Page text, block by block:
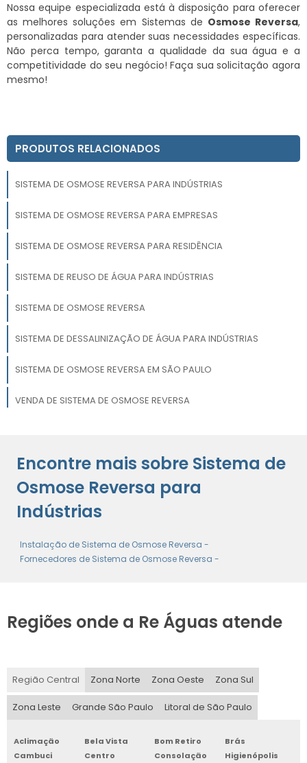
Nossa equipe especializada está à disposição para oferecer
as melhores soluções em Sistemas de Osmose Reversa,
personalizadas para atender suas necessidades específicas.
Não perca tempo, garanta a qualidade da sua água e a
competitividade do seu negócio! Faça sua solicitação agora
mesmo!
PRODUTOS RELACIONADOS
SISTEMA DE OSMOSE REVERSA PARA INDÚSTRIAS
SISTEMA DE OSMOSE REVERSA PARA EMPRESAS
SISTEMA DE OSMOSE REVERSA PARA RESIDÊNCIA
SISTEMA DE REUSO DE ÁGUA PARA INDÚSTRIAS
SISTEMA DE OSMOSE REVERSA
SISTEMA DE DESSALINIZAÇÃO DE ÁGUA PARA INDÚSTRIAS
SISTEMA DE OSMOSE REVERSA EM SÃO PAULO
VENDA DE SISTEMA DE OSMOSE REVERSA
PREÇOS DE SISTEMA DE OSMOSE REVERSA
Encontre mais sobre Sistema de
Osmose Reversa para
Indústrias
Instalação de Sistema de Osmose Reversa -
Fornecedores de Sistema de Osmose Reversa -
Regiões onde a Re Águas atende
Região Central Zona Norte Zona Oeste Zona Sul
Zona Leste Grande São Paulo Litoral de São Paulo
Aclimação Bela Vista Bom Retiro
Brás
Cambuci
Centro Consolação
Higienópolis